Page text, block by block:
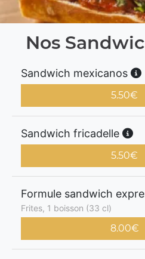
Nos
Sandwich mexicanos
5.50€
Sandwich fricadelle
5.50€
Formule sandwich
Frites, 1 boisson (33 cl)
8.00€